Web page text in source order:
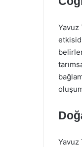
Yavuz
Yavuz